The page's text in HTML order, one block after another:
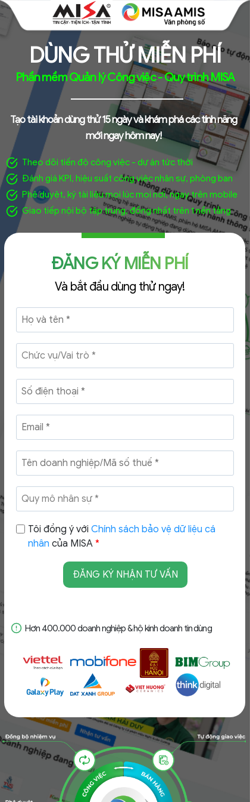
ĐĂNG KÝ MIỄN PHÍ
Và bắt đầu dùng thử ngay!
Tôi đồng ý với Chính sách bảo vệ dữ liệu cá
nhân của MISA *
Hơn 400.000 doanh nghiệp & hộ kinh doanh tin dùng
Tạo tài khoản dùng thử 15 ngày và khám phá các tính năng
mới ngay hôm nay!
Phần mềm Quản lý Công việc - Quy trình MISA
Theo dõi tiến độ công việc - dự án tức thời
Đánh giá KPI, hiệu suất công việc nhân sự, phòng ban
Phê duyệt, ký tài liệu mọi lúc mọi nơi, ngay trên mobile
Giao tiếp nội bộ tập trung, đồng nhất trên 1 nền tảng
DÙNG THỬ MIỄN PHÍ